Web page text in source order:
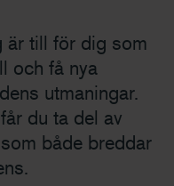
är till för dig som
och få nya
utmaningar.
du ta del av
både breddar